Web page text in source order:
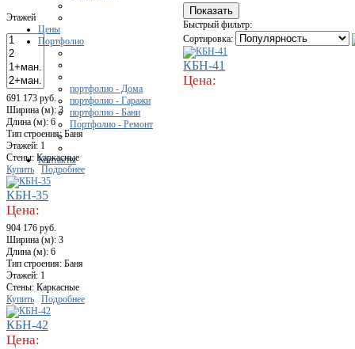
Цены
Портфолио
портфолио - Дома
портфолио - Гаражи
портфолио - Бани
Портфолио - Ремонт
Контакты
Этажей
Быстрый фильтр:
Сортировка:
КБН-41
Цена:
691 173 руб.
Ширина (м): 3
Длина (м): 6
Тип строения: Баня
Этажей: 1
Стены: Каркасные
Купить
Подробнее
КБН-35
Цена:
904 176 руб.
Ширина (м): 3
Длина (м): 6
Тип строения: Баня
Этажей: 1
Стены: Каркасные
Купить
Подробнее
КБН-42
Цена: